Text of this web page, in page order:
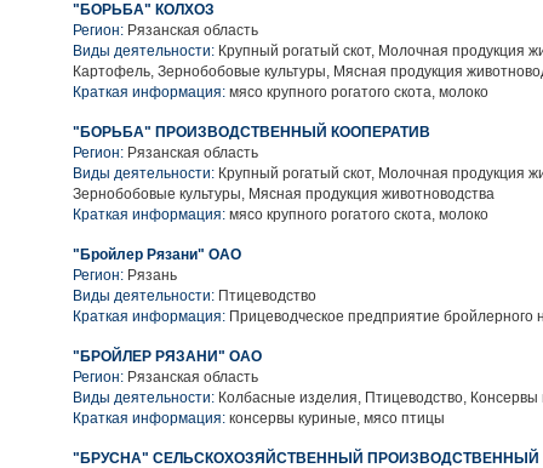
"БОРЬБА" КОЛХОЗ
Регион: Рязанская область
Виды деятельности: Крупный рогатый скот, Молочная продукция
Картофель, Зернобобовые культуры, Мясная продукция
Краткая информация: мясо крупного рогатого скота, молоко
"БОРЬБА" ПРОИЗВОДСТВЕННЫЙ КООПЕРАТИВ
Регион: Рязанская область
Виды деятельности: Крупный рогатый скот, Молочная продукция
Зернобобовые культуры, Мясная продукция животноводства
Краткая информация: мясо крупного рогатого скота, молоко
"Бройлер Рязани" ОАО
Регион: Рязань
Виды деятельности: Птицеводство
Краткая информация: Прицеводческое предприятие бройлерного
"БРОЙЛЕР РЯЗАНИ" ОАО
Регион: Рязанская область
Виды деятельности: Колбасные изделия, Птицеводство,
Краткая информация: консервы куриные, мясо птицы
"БРУСНА" СЕЛЬСКОХОЗЯЙСТВЕННЫЙ ПРОИЗВОДСТВЕННЫЙ